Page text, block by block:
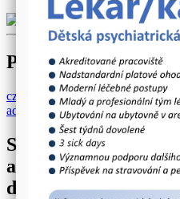
Projekty
cz O nás -Galerie-Seminář
adolescentním věk
Seminář
adolescentním věku
dětsví 2012